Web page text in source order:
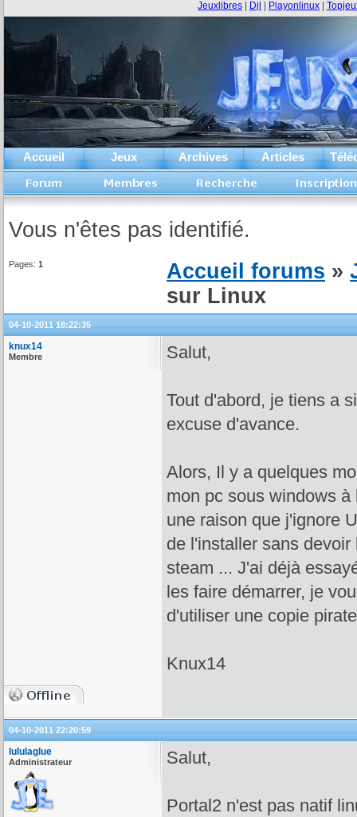
Accueil Jeux Archives Articles
Jeuxlibres Djl Playonlinux
Vous n'êtes pas identifié.
Pages: 1 Accueil forums »
sur Linux
04-10-2011 18:22:35
knux14
Membre Salut,
Tout d'abord, je tiens a
excuse d'avance.
Alors, Il y a quelques
mon pc sous windows
une raison que j'ignore
de l'installer sans
steam ... J'ai déjà
les faire démarrer, je
d'utiliser une copie
Knux14
04-10-2011 22:20:59
lululaglue
Administrateur Salut,
Portal2 n'est pas natif